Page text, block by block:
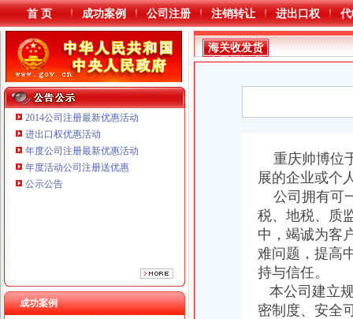
本站导航
首 页 成功案例 公司注册 注销转让 进出口权
2014公司注册最新优惠活动
进出口权优惠活动
年度公司注册最新优惠活动
年度活动公司注册送优惠
公示公告
成功案例
重庆鸽牌电线电缆有限公司 渝北10010万 (进出口权)
重庆海谛升进出口贸易有限公司 渝北100万 （进出口权）
重庆奕欣锦诚商贸有限公司 渝九50万 （工商注册）
重庆信同广告有限公司 渝沙50万 （工商注册）
海关收发货
人登记证书
重庆帅博位
展的企业或个
公司拥有可
税、地税、质
中，竭诚为客
难问题，提高
持与信任。
本公司建立
密制度、安全